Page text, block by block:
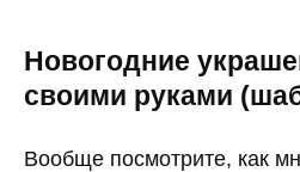
Новогодние
своими руками
Вообще посмотрите, как